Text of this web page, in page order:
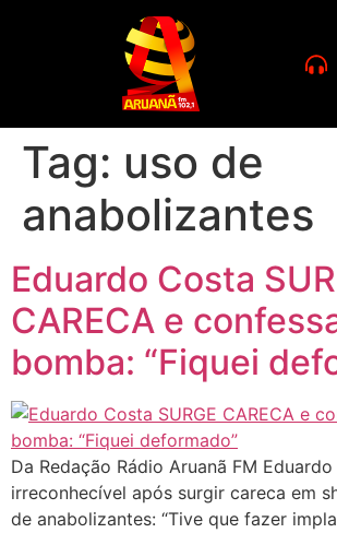
Tag: uso de
anabolizantes
Eduardo Costa
CARECA e
bomba: “Fiquei
Da Redação Rádio Aruanã FM
irreconhecível após surgir careca em
de anabolizantes: “Tive que fazer